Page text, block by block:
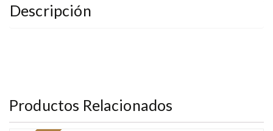
Descripción
Productos Relacionados